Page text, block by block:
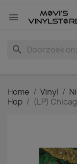

search
Home Vinyl
Hop
(LP)